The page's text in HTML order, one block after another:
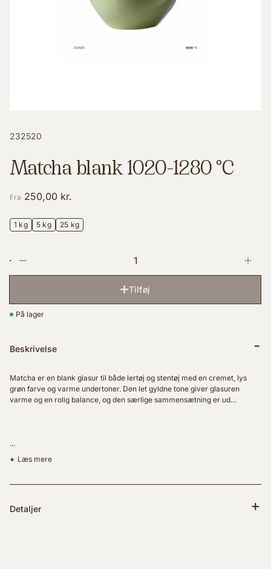
232520
Matcha blank 1020-1280 °C
Fra 250,00 kr.
1 kg 5 kg 25 kg
Indtast et tal, eller brug knapperne for at ændre antal
Tilføj
På lager
Beskrivelse
Matcha er en blank glasur til både lertøj og stentøj med en cremet, lys
grøn farve og varme undertoner. Den let gyldne tone giver glasuren
varme og en rolig balance, og den særlige sammensætning er ud…
...
Læs mere
Detaljer